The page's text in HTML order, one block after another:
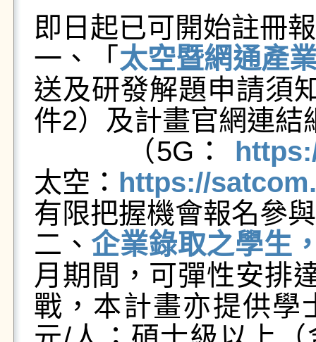
即日起已可開始註冊
一、「 太空暨網通產
送及研發解題申請須
件2）及計畫官網連結
（5G：
太空： https://
有限把握機會報名參
二、 企業錄取之學生
月期間，可彈性安排
戰， 本計畫亦提供學